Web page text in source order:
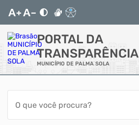
PORTAL DA
TRANSPARÊNCIA
MUNICÍPIO DE PALMA SOLA
ACESSO RÁPIDO
Acessibilidade